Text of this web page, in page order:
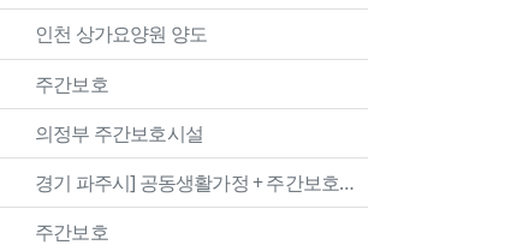
인천 상가요양원 양도
주간보호
의정부 주간보호시설
경기 파주시] 공동생활가정 + 주간보호 (25인이하)
주간보호